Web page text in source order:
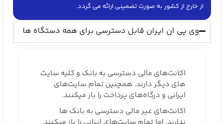
از خارج از کشور به صورت تضمینی ارائه می گردد.
وی پی ان ایران قابل دسترسی برای همه دستگاه ها
اکانت‌های مالی دسترسی به بانک‌ و کلیه سایت
های دیگر دارند. همچنین تمام سایت‌های
ایرانی و درگاه‌های پرداخت را باز میکنند.
اکانت‌های غیر مالی دسترسی به بانک ها